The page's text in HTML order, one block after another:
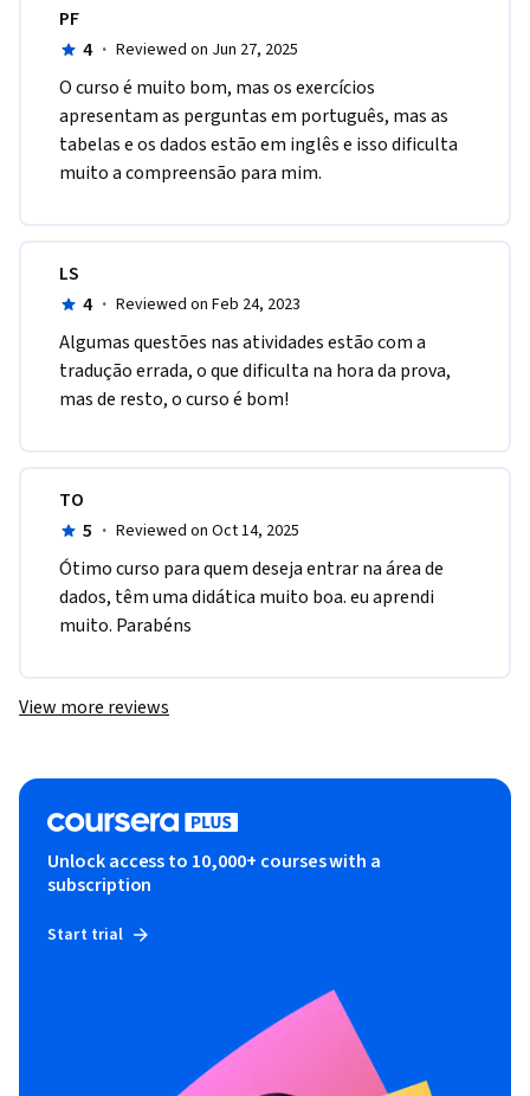
PF
4 · Reviewed on Jun 27, 2025
O curso é muito bom, mas os exercícios
apresentam as perguntas em português, mas as
tabelas e os dados estão em inglês e isso dificulta
muito a compreensão para mim.
LS
4 · Reviewed on Feb 24, 2023
Algumas questões nas atividades estão com a
tradução errada, o que dificulta na hora da prova,
mas de resto, o curso é bom!
TO
5 · Reviewed on Oct 14, 2025
Ótimo curso para quem deseja entrar na área de
dados, têm uma didática muito boa. eu aprendi
muito. Parabéns
View more reviews
Unlock access to 10,000+ courses with a
subscription
Start trial